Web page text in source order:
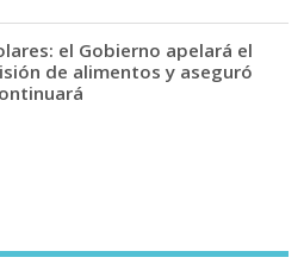
el Gobierno apelará el
de alimentos y aseguró